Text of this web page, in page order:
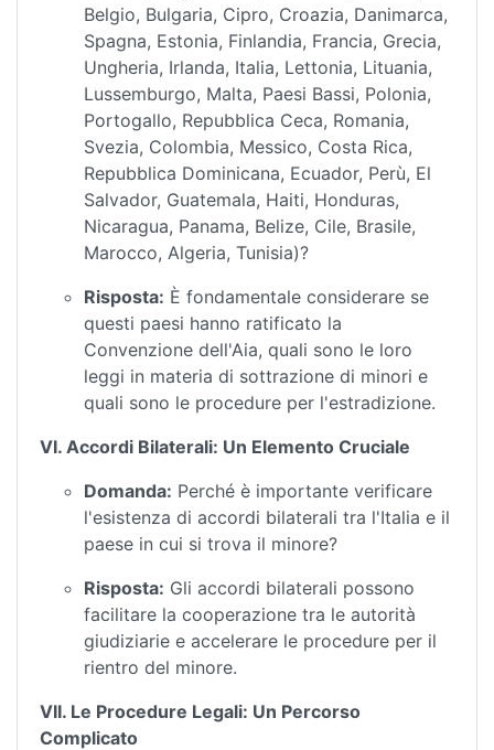
Belgio, Bulgaria, Cipro, Croazia, Danimarca,
Spagna, Estonia, Finlandia, Francia, Grecia,
Ungheria, Irlanda, Italia, Lettonia, Lituania,
Lussemburgo, Malta, Paesi Bassi, Polonia,
Portogallo, Repubblica Ceca, Romania,
Svezia, Colombia, Messico, Costa Rica,
Repubblica Dominicana, Ecuador, Perù, El
Salvador, Guatemala, Haiti, Honduras,
Nicaragua, Panama, Belize, Cile, Brasile,
Marocco, Algeria, Tunisia)?
Risposta: È fondamentale considerare se
questi paesi hanno ratificato la
Convenzione dell'Aia, quali sono le loro
leggi in materia di sottrazione di minori e
quali sono le procedure per l'estradizione.
VI. Accordi Bilaterali: Un Elemento Cruciale
Domanda: Perché è importante verificare
l'esistenza di accordi bilaterali tra l'Italia e il
paese in cui si trova il minore?
Risposta: Gli accordi bilaterali possono
facilitare la cooperazione tra le autorità
giudiziarie e accelerare le procedure per il
rientro del minore.
VII. Le Procedure Legali: Un Percorso
Complicato